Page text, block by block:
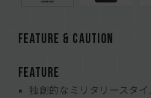
FEATURE & CAUTION
FEATURE
独創的なミリタリースタ